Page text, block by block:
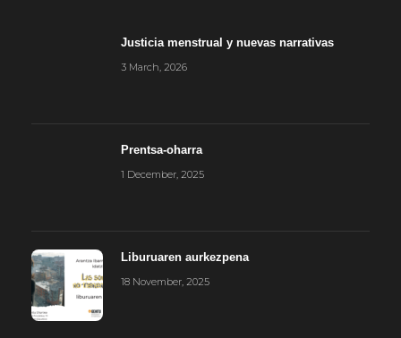
Justicia menstrual y nuevas narrativas
3 March, 2026
Prentsa-oharra
1 December, 2025
Liburuaren aurkezpena
18 November, 2025